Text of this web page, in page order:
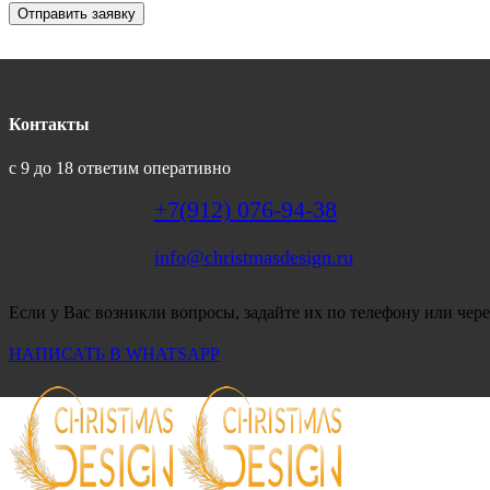
Отправить заявку
Контакты
с 9 до 18 ответим оперативно
+7(912) 076-94-38
info@christmasdesign.ru
Если у Вас возникли вопросы, задайте их по телефону или
НАПИСАТЬ В WHATSAPP